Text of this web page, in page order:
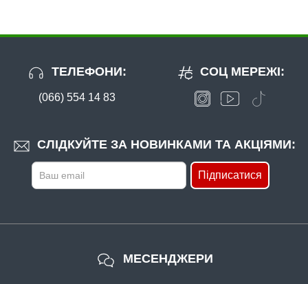
ТЕЛЕФОНИ:
(066) 554 14 83
СЛІДКУЙТЕ ЗА НОВИНКАМИ ТА АКЦІЯМИ:
Підписатися
СОЦ МЕРЕЖІ:
МЕСЕНДЖЕРИ